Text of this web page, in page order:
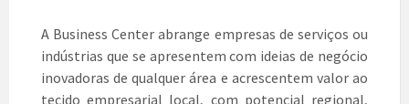
A Business Center abrange empresas de serviços ou
indústrias que se apresentem com ideias de negócio
inovadoras de qualquer área e acrescentem valor ao
tecido empresarial local, com potencial regional,